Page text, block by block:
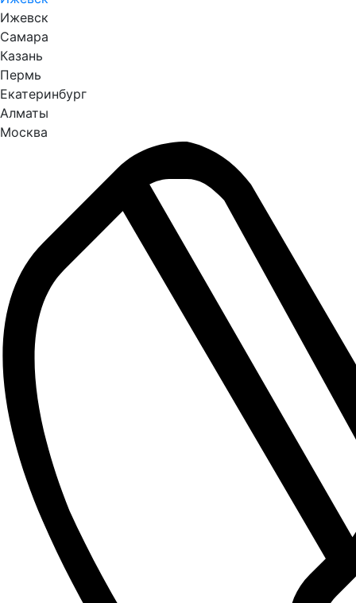
Ижевск
Самара
Казань
Пермь
Екатеринбург
Алматы
Москва